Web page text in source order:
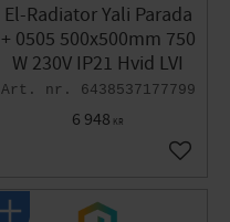
favorit
El-Radiator Yali Parada
+ 0505 500x500mm 750
W 230V IP21 Hvid LVI
6438537177799
6 948 KR
Gem